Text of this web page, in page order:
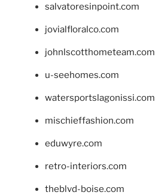
salvatoresinpoint.com
jovialfloralco.com
johnlscotthometeam.com
u-seehomes.com
watersportslagonissi.com
mischieffashion.com
eduwyre.com
retro-interiors.com
theblvd-boise.com